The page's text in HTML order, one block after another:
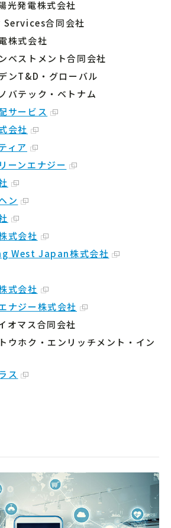
光発電株式会社
合同会社
株式会社
ベストメント合同会社
ンT&D・グローバル
バテック・ベトナム
サービス
会社
ィア
ーンエナジー
ン
式会社
West Japan株式会社
式会社
ナジー株式会社
オマス合同会社
ウホク・エンリッチメント・イン
ス